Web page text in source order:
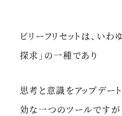
ビリーフリセットは、いわ
探求」の一種であり
思考と意識をアップデー
効な一つのツールですが